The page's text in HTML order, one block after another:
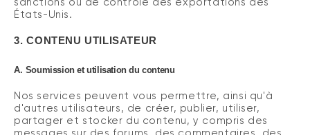
États-Unis.
3. CONTENU UTILISATEUR
A. Soumission et utilisation du contenu
Nos services peuvent vous permettre, ainsi qu'à
d'autres utilisateurs, de créer, publier, utiliser,
partager et stocker du contenu, y compris des